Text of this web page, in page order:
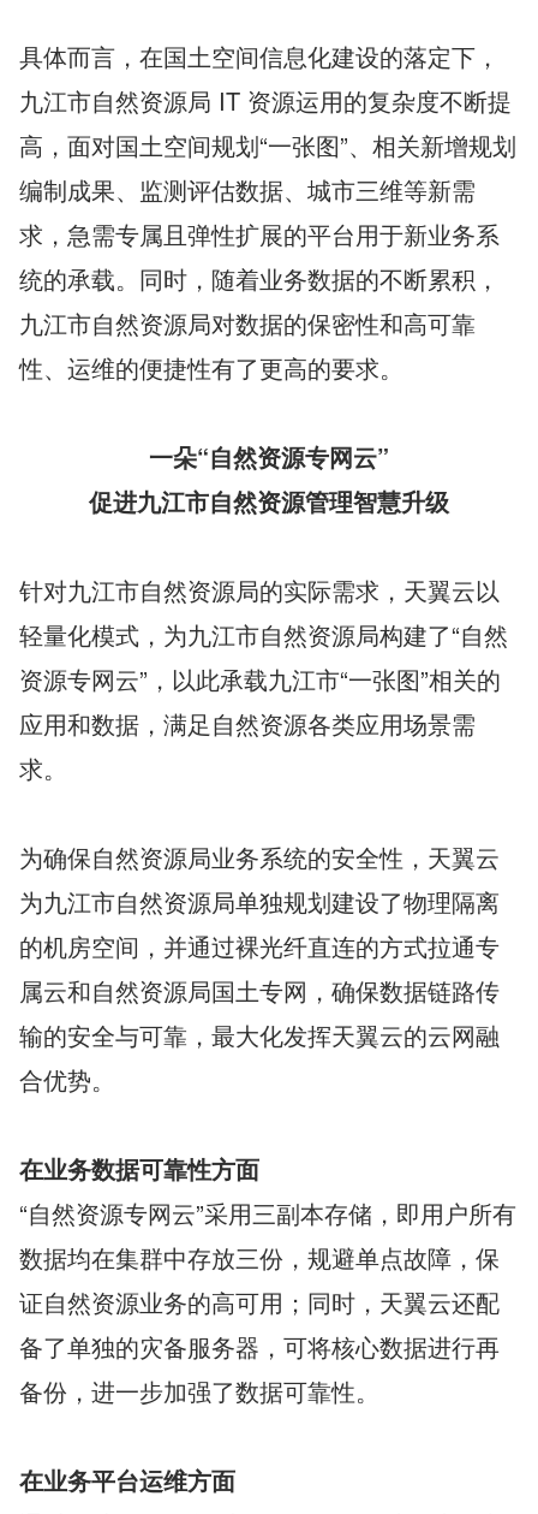
具体而言，在国土空间信息化建设的落定下，
九江市自然资源局 IT 资源运用的复杂度不断提
高，面对国土空间规划“一张图”、相关新增规划
编制成果、监测评估数据、城市三维等新需
求，急需专属且弹性扩展的平台用于新业务系
统的承载。同时，随着业务数据的不断累积，
九江市自然资源局对数据的保密性和高可靠
性、运维的便捷性有了更高的要求。
一朵“自然资源专网云”
促进九江市自然资源管理智慧升级
针对九江市自然资源局的实际需求，天翼云以
轻量化模式，为九江市自然资源局构建了“自然
资源专网云”，以此承载九江市“一张图”相关的
应用和数据，满足自然资源各类应用场景需
求。
为确保自然资源局业务系统的安全性，天翼云
为九江市自然资源局单独规划建设了物理隔离
的机房空间，并通过裸光纤直连的方式拉通专
属云和自然资源局国土专网，确保数据链路传
输的安全与可靠，最大化发挥天翼云的云网融
合优势。
在业务数据可靠性方面
“自然资源专网云”采用三副本存储，即用户所有
数据均在集群中存放三份，规避单点故障，保
证自然资源业务的高可用；同时，天翼云还配
备了单独的灾备服务器，可将核心数据进行再
备份，进一步加强了数据可靠性。
在业务平台运维方面